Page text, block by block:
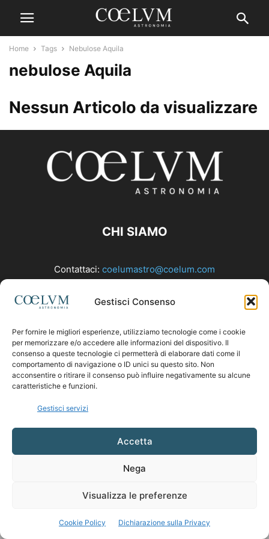
Gestisci Consenso
Per fornire le migliori esperienze, utilizziamo tecnologie come i cookie
per memorizzare e/o accedere alle informazioni del dispositivo. Il
consenso a queste tecnologie ci permetterà di elaborare dati come il
comportamento di navigazione o ID unici su questo sito. Non
acconsentire o ritirare il consenso può influire negativamente su alcune
caratteristiche e funzioni.
Gestisci servizi
Accetta
Nega
Visualizza le preferenze
Cookie Policy Dichiarazione sulla Privacy
Home Tags Nebulose Aquila
nebulose Aquila
Nessun Articolo da visualizzare
CHI SIAMO
Contattaci: coelumastro@coelum.com
SEGUICI